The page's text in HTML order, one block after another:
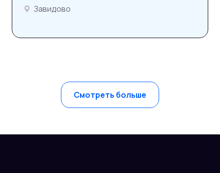
Завидово
Смотреть больше